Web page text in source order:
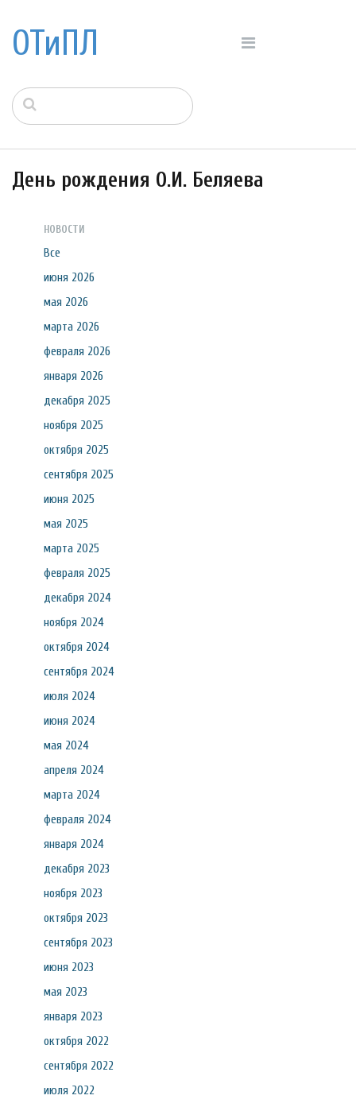
ОТиПЛ
День рождения О.И. Беляева
НОВОСТИ
Все
июня 2026
мая 2026
марта 2026
февраля 2026
января 2026
декабря 2025
ноября 2025
октября 2025
сентября 2025
июня 2025
мая 2025
марта 2025
февраля 2025
декабря 2024
ноября 2024
октября 2024
сентября 2024
июля 2024
июня 2024
мая 2024
апреля 2024
марта 2024
февраля 2024
января 2024
декабря 2023
ноября 2023
октября 2023
сентября 2023
июня 2023
мая 2023
января 2023
октября 2022
сентября 2022
июля 2022